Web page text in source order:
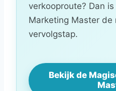
verkooproute? Dan
Marketing Master de
vervolgstap.
Bekijk de